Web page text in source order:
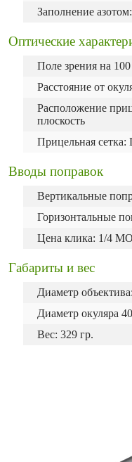
Заполнение
Оптические
Поле зрения на
Расстояние от
Расположение
плоскость
Прицельная сетка:
Вводы поправок
Вертикальные
Горизонтальные
Цена клика: 1/4
Габариты и вес
Диаметр
Диаметр окуляра
Вес: 329 гр.